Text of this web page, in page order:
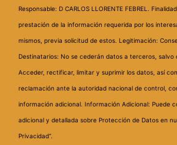
Responsable: D CARLOS LLORENTE FEBREL.
prestación de la información requerida por los
mismos, previa solicitud de estos. Legitimación:
Destinatarios: No se cederán datos a terceros, salvo
Acceder, rectificar, limitar y suprimir los datos, así
reclamación ante la autoridad nacional de control,
información adicional. Información Adicional: Puede
adicional y detallada sobre Protección de Datos en
Privacidad”.